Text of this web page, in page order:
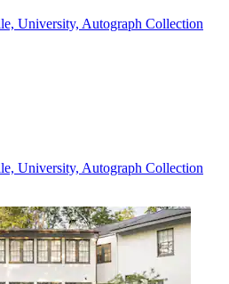
University, Autograph Collection
University, Autograph Collection